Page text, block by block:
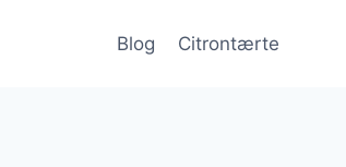
Blog Citrontærte